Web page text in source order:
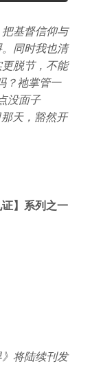
基督信仰与
同时我也清
脱节，不能
？祂掌管一
没面子
天，豁然开
证】 系列之一
》将陆续刊发